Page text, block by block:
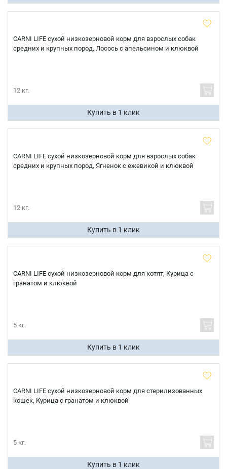
CARNI LIFE сухой низкозерновой корм для взрослых собак
средних и крупных пород, Лосось с апельсином и клюквой
12 кг.
Купить в 1 клик
CARNI LIFE сухой низкозерновой корм для взрослых собак
средних и крупных пород, Ягненок с ежевикой и клюквой
12 кг.
Купить в 1 клик
CARNI LIFE сухой низкозерновой корм для котят, Курица с
гранатом и клюквой
5 кг.
Купить в 1 клик
CARNI LIFE сухой низкозерновой корм для стерилизованных
кошек, Курица с гранатом и клюквой
5 кг.
Купить в 1 клик
Продолжить покупки
Телефон